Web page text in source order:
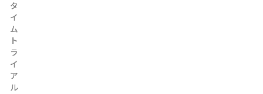
タ
イ
ム
ト
ラ
イ
ア
ル
タ
イ
ム
ト
ラ
イ
ア
ル